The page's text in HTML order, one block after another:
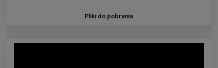
Pliki do pobrania